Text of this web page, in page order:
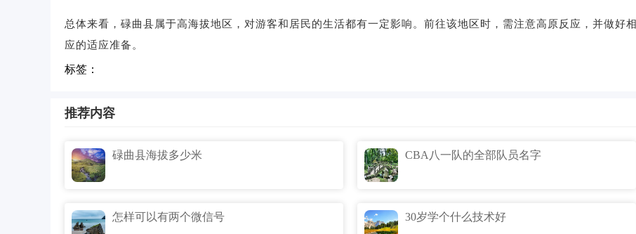
总体来看，碌曲县属于高海拔地区，对游客和居民的生活都有一定影响。前往该地区时，需注意高原反应，并做好相
应的适应准备。
标签：
推荐内容
碌曲县海拔多少米 CBA八一队的全部队员名字
怎样可以有两个微信号 30岁学个什么技术好